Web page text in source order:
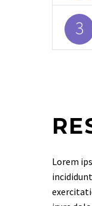
3
Lorem